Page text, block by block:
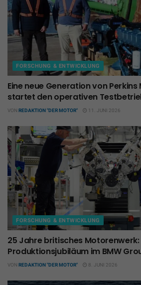
FORSCHUNG & ENTWICKLUNG
Eine neue Generation von
startet den operativen
VON REDAKTION "DER MOTOR" 11. JUNI 2026
FORSCHUNG & ENTWICKLUNG
25 Jahre britisches Motorenwerk:
Produktionsjubiläum im BMW
VON REDAKTION "DER MOTOR" 8. JUNI 2026